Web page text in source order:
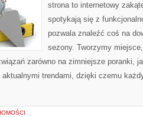
strona to internetowy
spotykają się z
pozwala znaleźć coś na
sezony. Tworzymy
zarówno na zimniejsze poranki,
trendami, dzięki czemu